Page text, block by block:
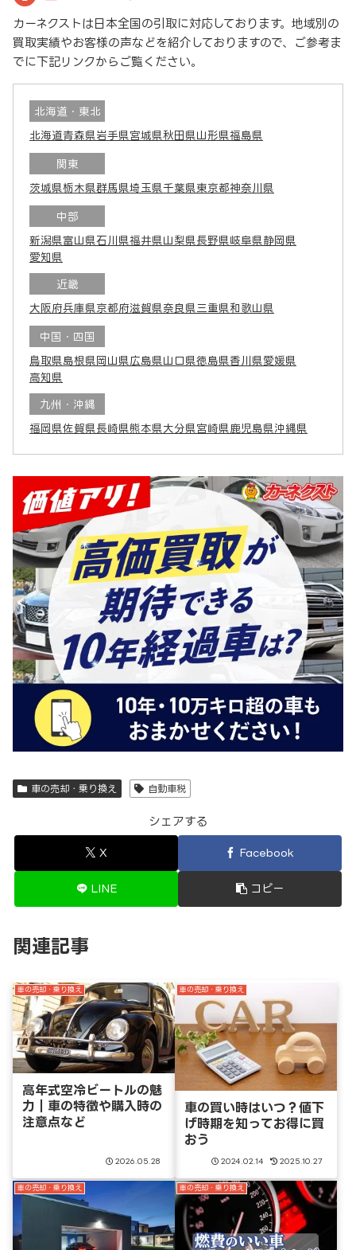
カーネクストは日本全国の引取に対応しております。地域別の
買取実績やお客様の声などを紹介しておりますので、ご参考ま
でに下記リンクからご覧ください。
北海道・東北
北海道青森県岩手県宮城県秋田県山形県福島県
関東
茨城県栃木県群馬県埼玉県千葉県東京都神奈川県
中部
新潟県富山県石川県福井県山梨県長野県岐阜県静岡県
愛知県
近畿
大阪府兵庫県京都府滋賀県奈良県 三重県和歌山県
中国・四国
鳥取県島根県岡山県広島県山口県徳島県香川県愛媛県
高知県
九州・沖縄
福岡県佐賀県長崎県熊本県大分県宮崎県鹿児島県沖縄県
車の売却・乗り換え 自動車税
シェアする
X Facebook
LINE コピー
関連記事
車の売却・乗り換え
高年式空冷ビートルの魅
力｜車の特徴や購入時の
注意点など
2026.05.28
車の売却・乗り換え
車の買い時はいつ？値下
げ時期を知ってお得に買
おう
2024.02.14 2025.10.27
車の売却・乗り換え 車の売却・乗り換え